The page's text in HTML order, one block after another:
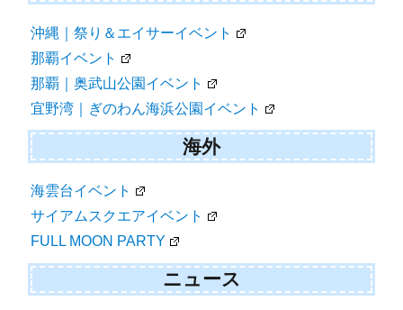
沖縄｜祭り＆エイサーイベント
那覇イベント
那覇｜奥武山公園イベント
宜野湾｜ぎのわん海浜公園イベント
海外
海雲台イベント
サイアムスクエアイベント
FULL MOON PARTY
ニュース